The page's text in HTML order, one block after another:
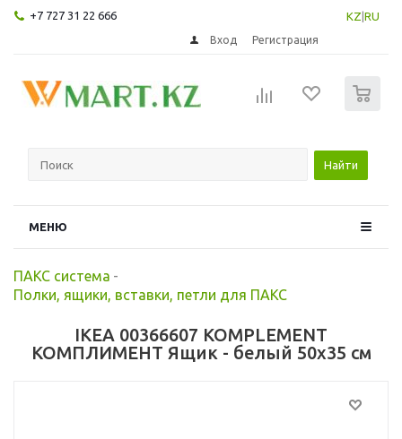
+7 727 31 22 666 KZ RU
Вход Регистрация
Найти
МЕНЮ
ПАКС система -
Полки, ящики, вставки, петли для ПАКС
IKEA 00366607 KOMPLEMENT
КОМПЛИМЕНТ Ящик - белый 50x35 см